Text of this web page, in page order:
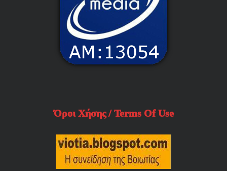
Όροι Χήσης / Terms Of Use